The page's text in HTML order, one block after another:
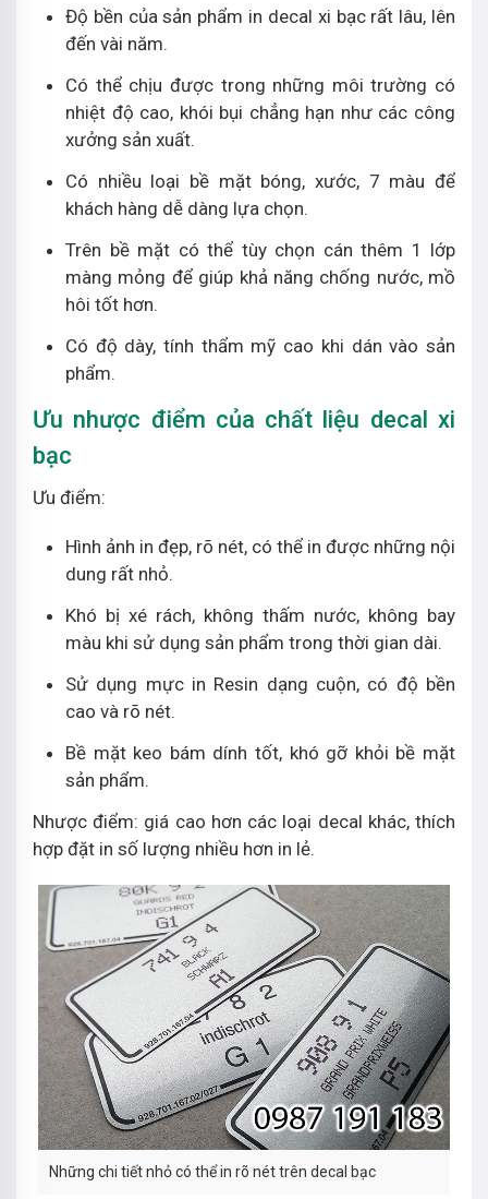
Độ bền của sản phẩm in decal xi bạc rất lâu, lên
đến vài năm.
Có thể chịu được trong những môi trường có
nhiệt độ cao, khói bụi chẳng hạn như các công
xưởng sản xuất.
Có nhiều loại bề mặt bóng, xước, 7 màu để
khách hàng dễ dàng lựa chọn.
Trên bề mặt có thể tùy chọn cán thêm 1 lớp
màng mỏng để giúp khả năng chống nước, mồ
hôi tốt hơn.
Có độ dày, tính thẩm mỹ cao khi dán vào sản
phẩm.
Ưu nhược điểm của chất liệu decal xi
bạc
Ưu điểm:
Hình ảnh in đẹp, rõ nét, có thể in được những nội
dung rất nhỏ.
Khó bị xé rách, không thấm nước, không bay
màu khi sử dụng sản phẩm trong thời gian dài.
Sử dụng mực in Resin dạng cuộn, có độ bền
cao và rõ nét.
Bề mặt keo bám dính tốt, khó gỡ khỏi bề mặt
sản phẩm.
Nhược điểm: giá cao hơn các loại decal khác, thích
hợp đặt in số lượng nhiều hơn in lẻ.
Những chi tiết nhỏ có thể in rõ nét trên decal bạc